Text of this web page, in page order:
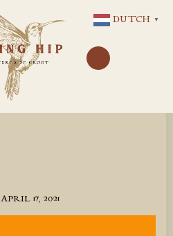
NAAR
DE
INHOUD
APRIL 17, 2021
DUTCH ▼